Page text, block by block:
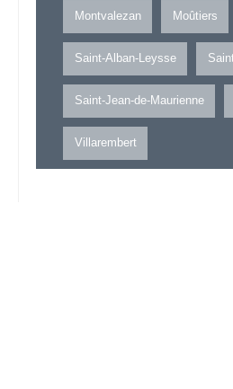
Montvalezan Moûtiers
Saint-Alban-Leysse
Saint-Jean-de-Maurienne
Villarembert